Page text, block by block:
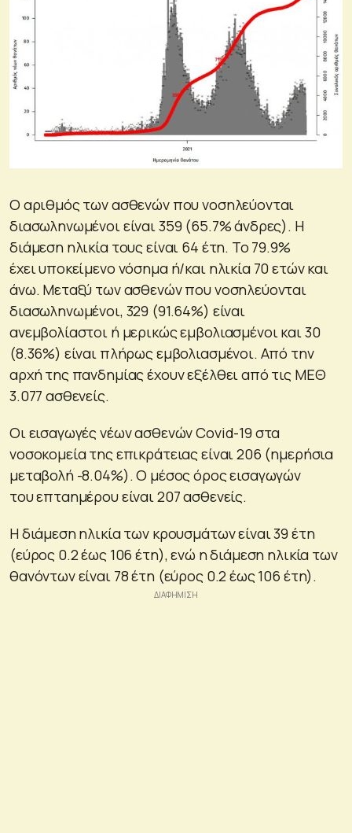
Ο αριθμός των ασθενών που νοσηλεύονται
διασωληνωμένοι είναι 359 (65.7% άνδρες). Η
διάμεση ηλικία τους είναι 64 έτη. To 79.9%
έχει υποκείμενο νόσημα ή/και ηλικία 70 ετών και
άνω. Μεταξύ των ασθενών που νοσηλεύονται
διασωληνωμένοι, 329 (91.64%) είναι
ανεμβολίαστοι ή μερικώς εμβολιασμένοι και 30
(8.36%) είναι πλήρως εμβολιασμένοι. Από την
αρχή της πανδημίας έχουν εξέλθει από τις ΜΕΘ
3.077 ασθενείς.
Οι εισαγωγές νέων ασθενών Covid-19 στα
νοσοκομεία της επικράτειας είναι 206 (ημερήσια
μεταβολή -8.04%). Ο μέσος όρος εισαγωγών
του επταημέρου είναι 207 ασθενείς.
Η διάμεση ηλικία των κρουσμάτων είναι 39 έτη
(εύρος 0.2 έως 106 έτη), ενώ η διάμεση ηλικία των
θανόντων είναι 78 έτη (εύρος 0.2 έως 106 έτη).